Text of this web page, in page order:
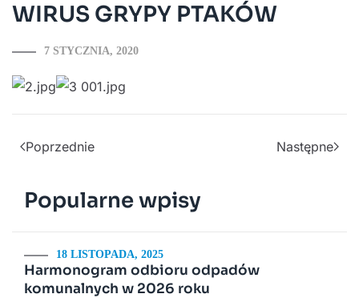
WIRUS GRYPY PTAKÓW
7 STYCZNIA, 2020
Poprzednie Następne
Popularne wpisy
18 LISTOPADA, 2025
Harmonogram odbioru odpadów
komunalnych w 2026 roku